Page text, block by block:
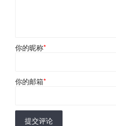
你的昵称*
你的邮箱*
提交评论